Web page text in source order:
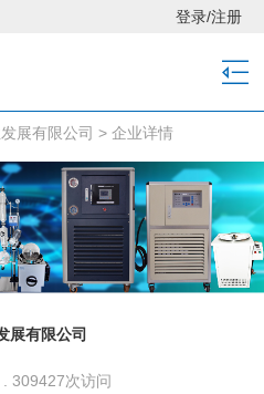
登录/注册
展有限公司 > 企业详情
展有限公司
309427次访问